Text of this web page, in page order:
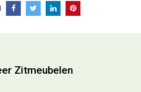
Zitmeubelen